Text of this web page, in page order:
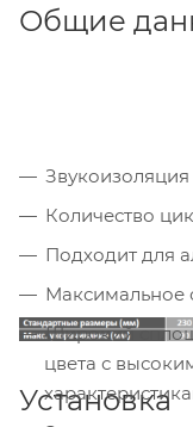
Общие
Количество
Подходит для
Максимальное
Широкий
цвета с
Установка